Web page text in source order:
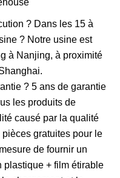
? Dans les 15 à
? Notre usine est
à Nanjing, à proximité
? 5 ans de garantie
les produits de
causé par la qualité
gratuites pour le
de fournir un
plastique + film étirable